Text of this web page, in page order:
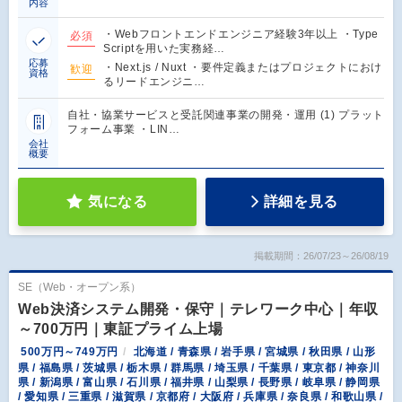
内容
応募
資格
必須
・Webフロントエンドエンジニア経験3年以上 ・Type
Scriptを用いた実務経…
歓迎
・Next.js / Nuxt ・要件定義またはプロジェクトにおけ
るリードエンジニ…
会社
概要
自社・協業サービスと受託関連事業の開発・運用 (1) プラット
フォーム事業 ・LIN…
気になる 詳細を見る
掲載期間：26/07/23～26/08/19
SE（Web・オープン系）
Web決済システム開発・保守｜テレワーク中心｜年収
～700万円｜東証プライム上場
500万円～749万円
北海道 / 青森県 / 岩手県 / 宮城県 / 秋田県 / 山形
県 / 福島県 / 茨城県 / 栃木県 / 群馬県 / 埼玉県 / 千葉県 / 東京都 / 神奈川
県 / 新潟県 / 富山県 / 石川県 / 福井県 / 山梨県 / 長野県 / 岐阜県 / 静岡県
/ 愛知県 / 三重県 / 滋賀県 / 京都府 / 大阪府 / 兵庫県 / 奈良県 / 和歌山県 /